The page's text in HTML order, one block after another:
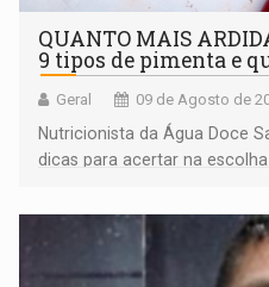
QUANTO MAIS
9 tipos de pimenta e
Geral 09 de Agosto de
Nutricionista da Água Doce
dicas para acertar na